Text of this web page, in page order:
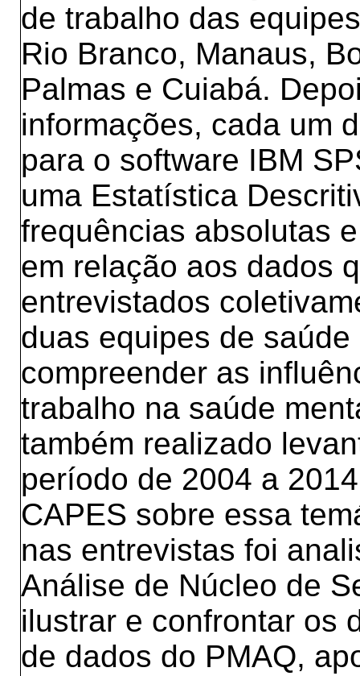
de trabalho das
Rio Branco, Manaus,
Palmas e Cuiabá.
informações, cada um
para o software IBM
uma Estatística
frequências absolutas
em relação aos dados
entrevistados
duas equipes de
compreender as
trabalho na saúde
também realizado
período de 2004 a
CAPES sobre essa
nas entrevistas foi
Análise de Núcleo de
ilustrar e confrontar os
de dados do PMAQ,